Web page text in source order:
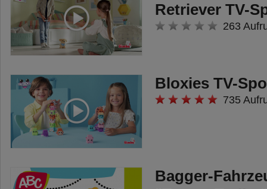
Retriever TV-
263
Bloxies TV-
735
Bagger-